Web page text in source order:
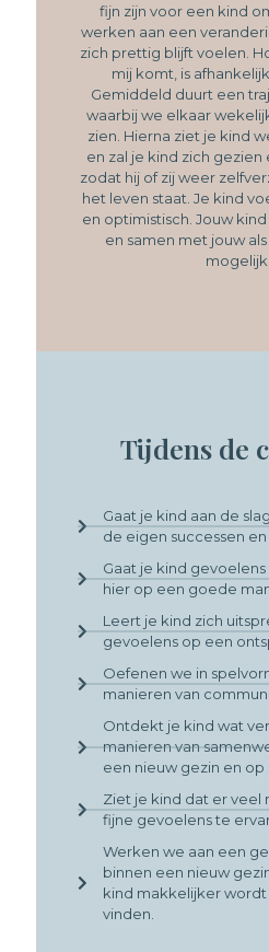
fijn zijn voor een kind
werken aan een
zich prettig blijft voelen.
mij komt, is
Gemiddeld duurt een
waarbij we elkaar
zien. Hierna ziet je kind
en zal je kind zich
zodat hij of zij weer
het leven staat. Je kind
en optimistisch. Jouw
en samen met jouw
mogelijk
Tijdens de
Gaat je kind aan de
de eigen successen
Gaat je kind
hier op een goede
Leert je kind zich
gevoelens op een
Oefenen we in
manieren van
Ontdekt je kind wat
manieren van
een nieuw gezin en op
Ziet je kind dat er veel
fijne gevoelens te
Werken we aan een
binnen een nieuw
kind makkelijker
vinden.